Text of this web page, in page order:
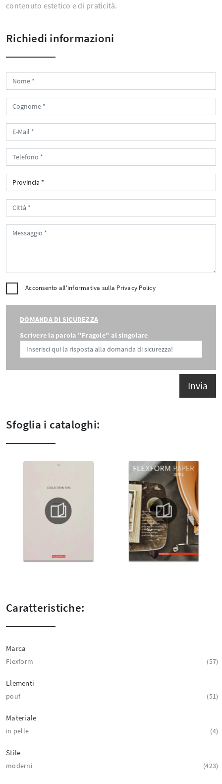
contenuto estetico e di praticità.
Richiedi informazioni
Acconsento all'informativa sulla Privacy Policy
DOMANDA DI SICUREZZA
Scrivere la parola "Fragole" al singolare
Invia
Sfoglia i cataloghi:
Caratteristiche:
Marca
Flexform 57
Elementi
pouf 51
Materiale
in pelle 4
Stile
moderni 423